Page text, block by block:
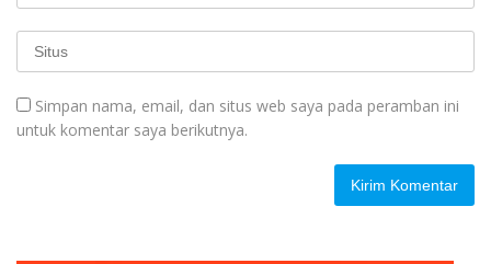
Simpan nama, email, dan situs web saya pada peramban ini
untuk komentar saya berikutnya.